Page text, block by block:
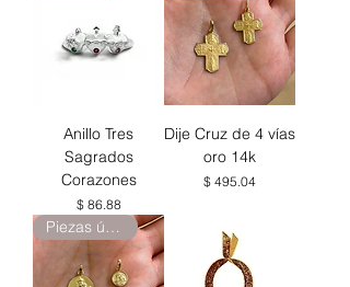
Anillo Tres
Sagrados
Corazones
Precio
$ 86.88
Dije Cruz de 4 vías
oro 14k
Precio
$ 495.04
Piezas únicas